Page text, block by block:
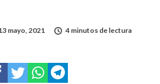
mayo, 2021
4 minutos de lectura